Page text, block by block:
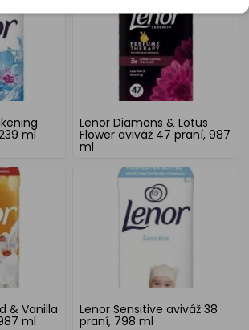
ml
Lenor Diamons & Lotus
Flower aviváž 47 praní, 987
ml
& Vanilla
ml
Lenor Sensitive aviváž 38
praní, 798 ml